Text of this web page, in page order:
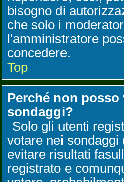
bisogno di
che solo i
l'amministratore
concedere.
Top
Perché non posso
sondaggi?
Solo gli utenti
votare nei sondaggi
evitare risultati
registrato e